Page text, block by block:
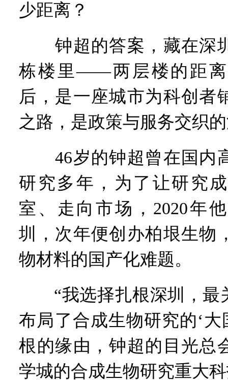
少距离？
钟超的答案，藏在深
栋楼里——两层楼的距离
后，是一座城市为科创者
之路，是政策与服务交织
46岁的钟超曾在国内
研究多年，为了让研究
室、走向市场，2020年
圳，次年便创办柏垠生物
物材料的国产化难题。
“我选择扎根深圳，最
布局了合成生物研究的‘大
根的缘由，钟超的目光总
学城的合成生物研究重大